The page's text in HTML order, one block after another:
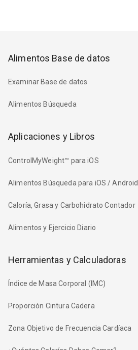
Alimentos Base de datos
Examinar Base de datos
Alimentos Búsqueda
Aplicaciones y Libros
ControlMyWeight™ para iOS
Alimentos Búsqueda para iOS / Android
Caloría, Grasa y Carbohidrato Contador
Alimentos y Ejercicio Diario
Herramientas y Calculadoras
Índice de Masa Corporal (IMC)
Proporción Cintura Cadera
Zona Objetivo de Frecuencia Cardíaca